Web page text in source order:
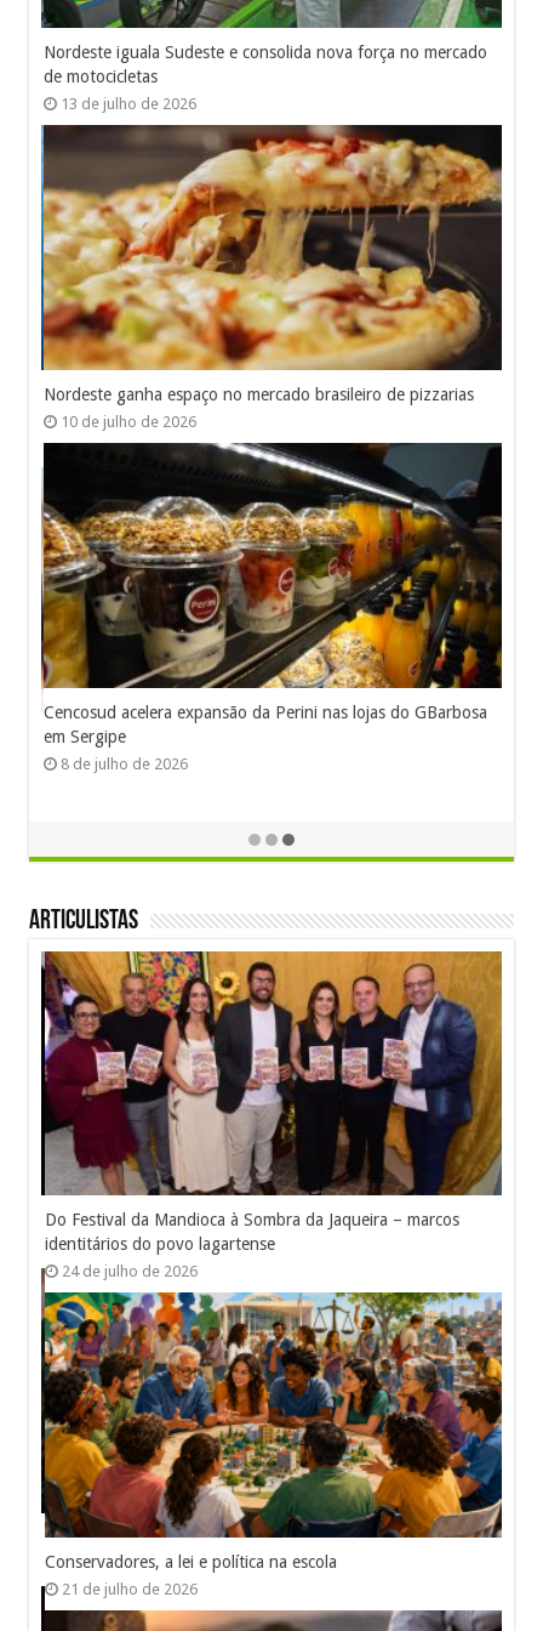
Nordeste iguala Sudeste e consolida nova força no mercado
de motocicletas
13 de julho de 2026
Nordeste ganha espaço no mercado brasileiro de pizzarias
10 de julho de 2026
Cencosud acelera expansão da Perini nas lojas do GBarbosa
em Sergipe
8 de julho de 2026
Articulistas
Do Festival da Mandioca à Sombra da Jaqueira – marcos
identitários do povo lagartense
24 de julho de 2026
Conservadores, a lei e política na escola
21 de julho de 2026